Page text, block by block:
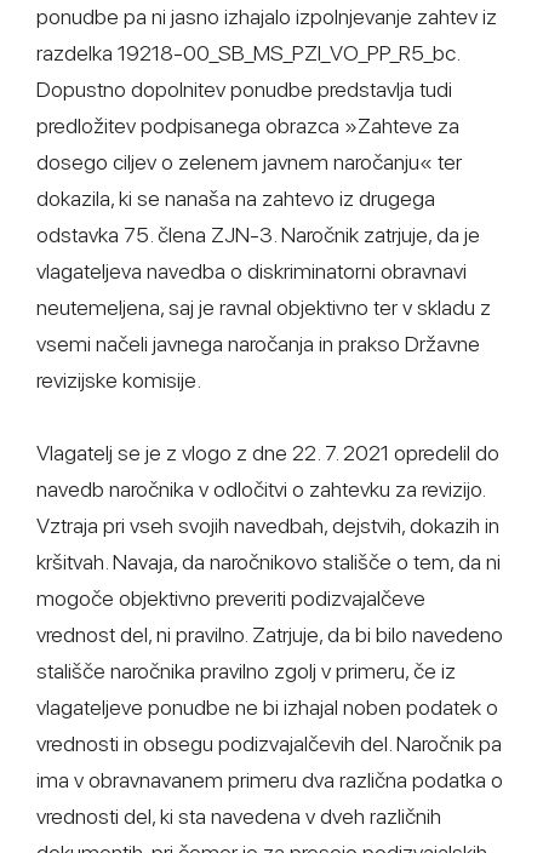
ponudbe pa ni jasno izhajalo izpolnjevanje zahtev iz
razdelka 19218-00_SB_MS_PZI_VO_PP_R5_bc.
Dopustno dopolnitev ponudbe predstavlja tudi
predložitev podpisanega obrazca »Zahteve za
dosego ciljev o zelenem javnem naročanju« ter
dokazila, ki se nanaša na zahtevo iz drugega
odstavka 75. člena ZJN-3. Naročnik zatrjuje, da je
vlagateljeva navedba o diskriminatorni obravnavi
neutemeljena, saj je ravnal objektivno ter v skladu z
vsemi načeli javnega naročanja in prakso Državne
revizijske komisije.
Vlagatelj se je z vlogo z dne 22. 7. 2021 opredelil do
navedb naročnika v odločitvi o zahtevku za revizijo.
Vztraja pri vseh svojih navedbah, dejstvih, dokazih in
kršitvah. Navaja, da naročnikovo stališče o tem, da ni
mogoče objektivno preveriti podizvajalčeve
vrednost del, ni pravilno. Zatrjuje, da bi bilo navedeno
stališče naročnika pravilno zgolj v primeru, če iz
vlagateljeve ponudbe ne bi izhajal noben podatek o
vrednosti in obsegu podizvajalčevih del. Naročnik pa
ima v obravnavanem primeru dva različna podatka o
vrednosti del, ki sta navedena v dveh različnih